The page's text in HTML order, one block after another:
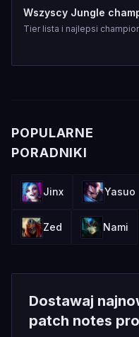
Wszyscy Jungle
Tier lista i najlepsi
POPULARNE
PORADNIKI
Jinx Yasuo
Zed Nami
Dostawaj
patch notes